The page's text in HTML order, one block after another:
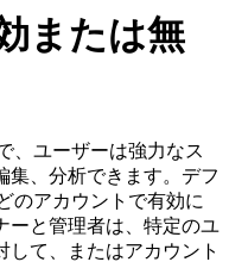
または無
、ユーザーは強力なス
集、分析できます。デフ
のアカウントで有効に
ーと管理者は、特定のユ
して、またはアカウント